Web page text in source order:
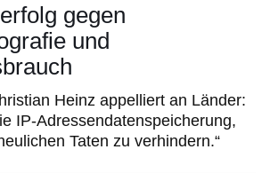
gegen
und
Heinz appelliert an Länder:
IP-Adressendatenspeicherung,
Taten zu verhindern.“